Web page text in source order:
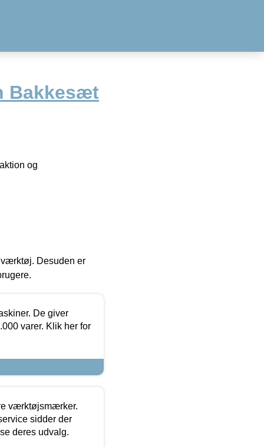
Bakkesæt
og
værktøj. Desuden er
De giver
varer. Klik her for
værktøjsmærker.
sidder der
deres udvalg.